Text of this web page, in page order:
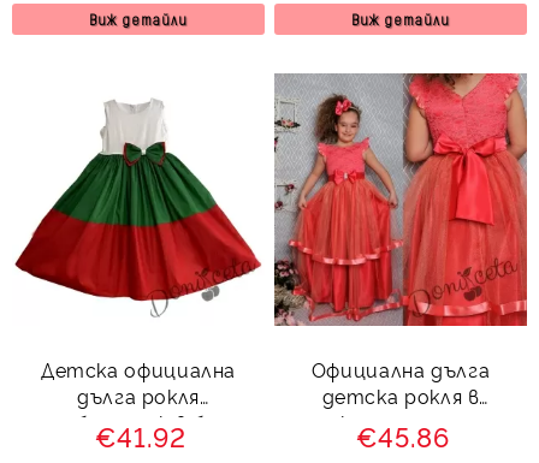
Виж детайли Виж детайли
Детска официална
дълга рокля
трибагреник в бяло,
зелено и червено
€41.92
Официална дълга
детска рокля в
циклама с тюл и
коланче отзад 212 Д
€45.86